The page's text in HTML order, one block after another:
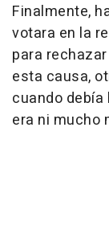
Finalmente,
votara en la
para
esta causa,
cuando
era ni mucho